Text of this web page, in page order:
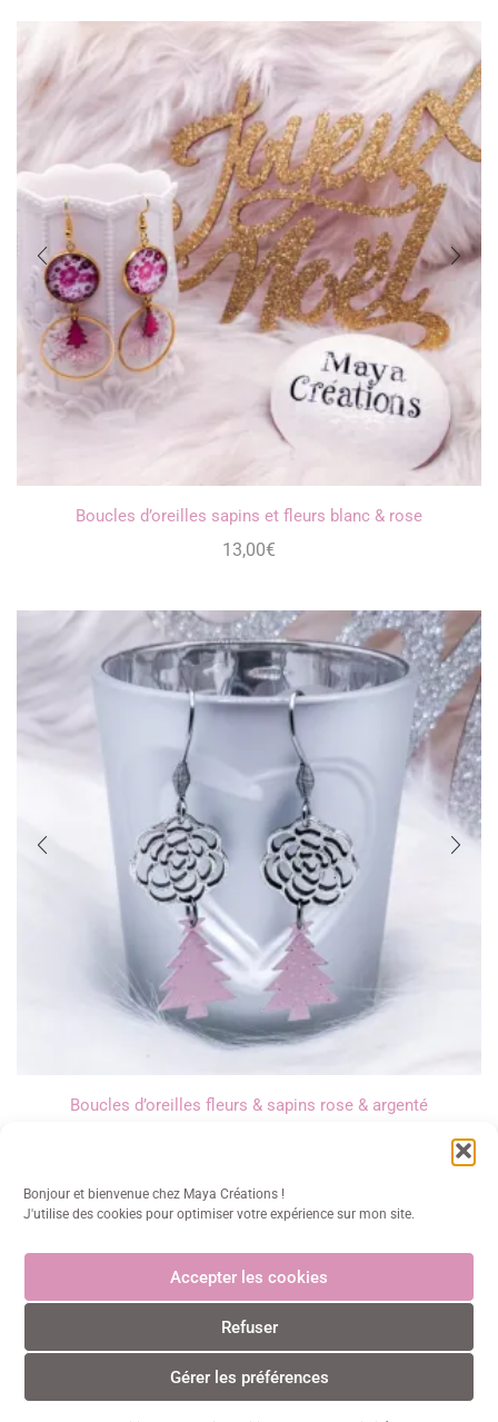
Bonjour et bienvenue chez Maya Créations !
J'utilise des cookies pour optimiser votre expérience sur mon site.
Accepter les cookies
Refuser
Gérer les préférences
Boucles d’oreilles sapins et fleurs blanc & rose
13,00€
Boucles d’oreilles fleurs & sapins rose & argenté
Maya Créations
info@mayacreations.fr CGU•CGV•Politique de confidentialité•Politique des
Mentions légales© Maya Créations • Tous droits réservés • 2024
Paiements CB sécurisés et certifiés 3D Secure avec Stripe
0 0